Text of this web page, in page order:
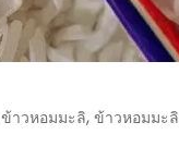
ข้าวหอมมะลิ, ข้าวหอมมะ